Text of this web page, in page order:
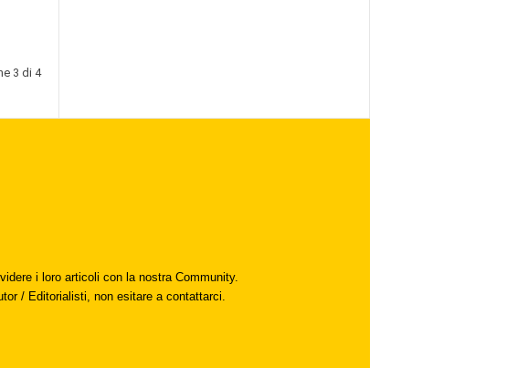
3 di 4
i loro articoli con la nostra Community.
/ Editorialisti, non esitare a contattarci.